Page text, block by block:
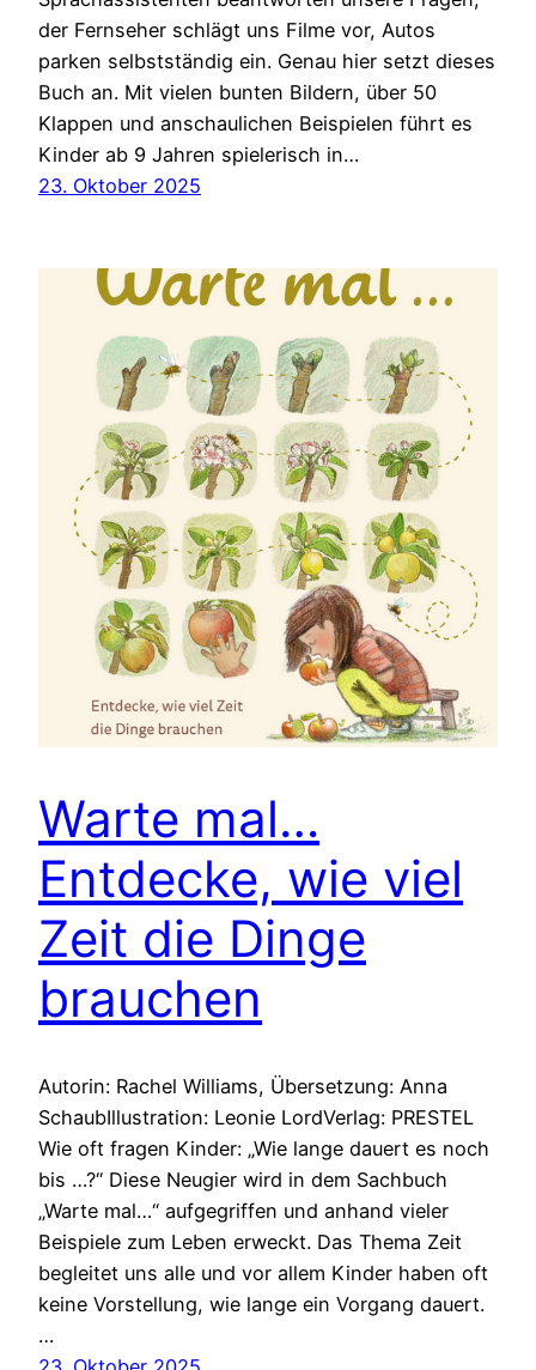
der Fernseher schlägt uns Filme vor, Autos
parken selbstständig ein. Genau hier setzt dieses
Buch an. Mit vielen bunten Bildern, über 50
Klappen und anschaulichen Beispielen führt es
Kinder ab 9 Jahren spielerisch in…
23. Oktober 2025
Warte mal…
Entdecke, wie viel
Zeit die Dinge
brauchen
Autorin: Rachel Williams, Übersetzung: Anna
SchaubIllustration: Leonie LordVerlag: PRESTEL
Wie oft fragen Kinder: „Wie lange dauert es noch
bis …?“ Diese Neugier wird in dem Sachbuch
„Warte mal…“ aufgegriffen und anhand vieler
Beispiele zum Leben erweckt. Das Thema Zeit
begleitet uns alle und vor allem Kinder haben oft
keine Vorstellung, wie lange ein Vorgang dauert.
…